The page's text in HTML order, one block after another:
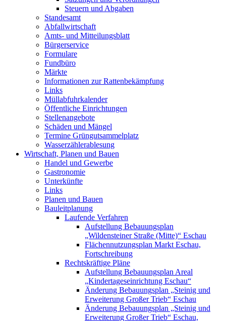
Steuern und Abgaben
Standesamt
Abfallwirtschaft
Amts- und Mitteilungsblatt
Bürgerservice
Formulare
Fundbüro
Märkte
Informationen zur Rattenbekämpfung
Links
Müllabfuhrkalender
Öffentliche Einrichtungen
Stellenangebote
Schäden und Mängel
Termine Grüngutsammelplatz
Wasserzählerablesung
Wirtschaft, Planen und Bauen
Handel und Gewerbe
Gastronomie
Unterkünfte
Links
Planen und Bauen
Bauleitplanung
Laufende Verfahren
Aufstellung Bebauungsplan
„Wildensteiner Straße (Mitte)“ Eschau
Flächennutzungsplan Markt Eschau,
Fortschreibung
Rechtskräftige Pläne
Aufstellung Bebauungsplan Areal
„Kindertageseinrichtung Eschau“
Änderung Bebauungsplan „Steinig und
Erweiterung Großer Trieb“ Eschau
Änderung Bebauungsplan „Steinig und
Erweiterung Großer Trieb“ Eschau,